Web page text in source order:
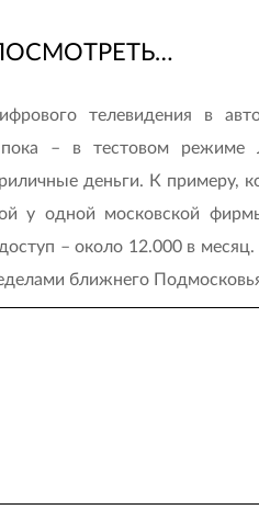
телевидения в
– в тестовом режиме
деньги. К примеру,
у одной московской
– около 12.000 в
ближнего